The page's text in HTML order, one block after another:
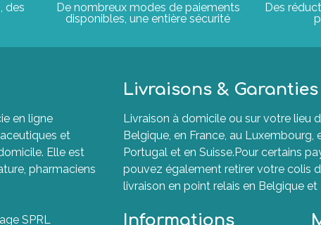
des
De nombreux modes de paiements
disponibles, une entière sécurité
Des
en ligne
et
Elle est
pharmaciens
SPRL
Livraisons & Garanties
Livraison à domicile ou sur votre lieu
Belgique, en France, au
Portugal et en Suisse.Pour certains
pouvez également retirer votre colis
livraison en point relais en Belgique et
Informations